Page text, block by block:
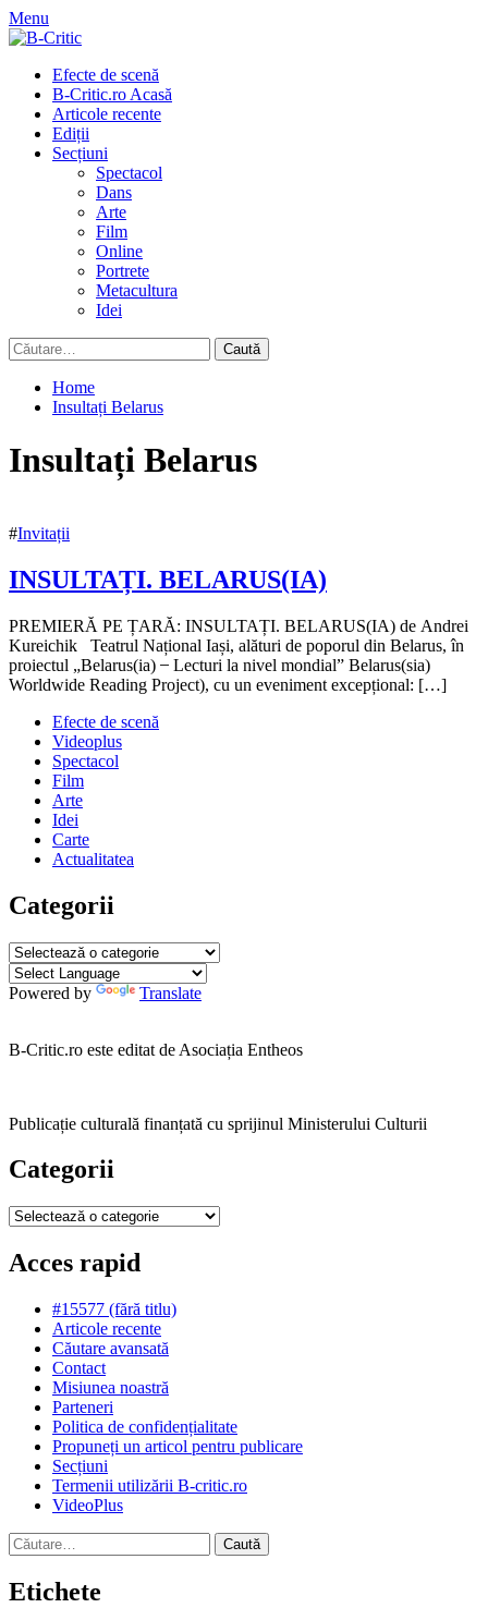
Skip
to
Menu
Primary
Menu
Efecte de scenă
B-Critic.ro Acasă
Articole recente
Ediții
Secțiuni
Spectacol
Dans
Arte
Film
Online
Portrete
Metacultura
Idei
Caută
după:
Home
Insultați Belarus
Insultați Belarus
#Invitații
INSULTAȚI. BELARUS(IA)
23
octombrie
202021
noiembrie
PREMIERĂ PE ȚARĂ: INSULTAȚI. BELARUS(IA) de Andrei
Kureichik Teatrul Național Iași, alături de poporul din Belarus, în
proiectul „Belarus(ia) ̶ Lecturi la nivel mondial” Belarus(sia)
Worldwide Reading Project), cu un eveniment excepțional: […]
Efecte de scenă
Videoplus
Spectacol
Film
Arte
Idei
Carte
Actualitatea
Categorii
Categorii
Powered by Translate
B-Critic.ro este editat de Asociația Entheos
Publicație culturală finanțată cu sprijinul Ministerului Culturii
Categorii
Categorii
Acces rapid
#15577 (fără titlu)
Articole recente
Căutare avansată
Contact
Misiunea noastră
Parteneri
Politica de confidențialitate
Propuneți un articol pentru publicare
Secțiuni
Termenii utilizării B-critic.ro
VideoPlus
Caută
după:
Etichete